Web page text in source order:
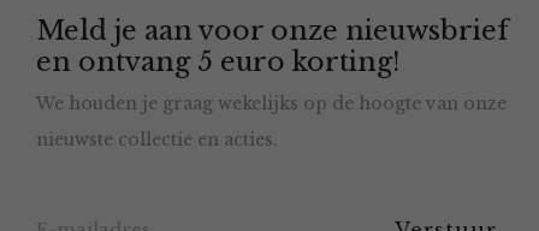
kan
gekozen
worden
op
Meld je aan voor onze nieuwsbrief
en ontvang 5 euro korting!
We houden je graag wekelijks op de hoogte van onze
nieuwste collectie en acties.